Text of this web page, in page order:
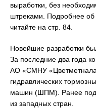
выработки, без
штреками. Подробнее
читайте на стр. 84.
Новейшие разработки
За последние два года
АО «СМНУ
гидравлических
машин (ШПМ). Ранее
из западных стран.